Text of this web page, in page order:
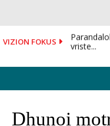
VIZION FOKUS
vriste...
Dhunoi